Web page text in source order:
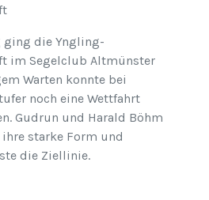
die Yngling-
im Segelclub Altmünster
Warten konnte bei
noch eine Wettfahrt
Gudrun und Harald Böhm
starke Form und
die Ziellinie.